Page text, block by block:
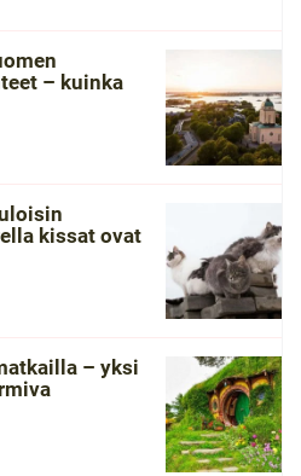
– kuinka
kissat ovat
– yksi